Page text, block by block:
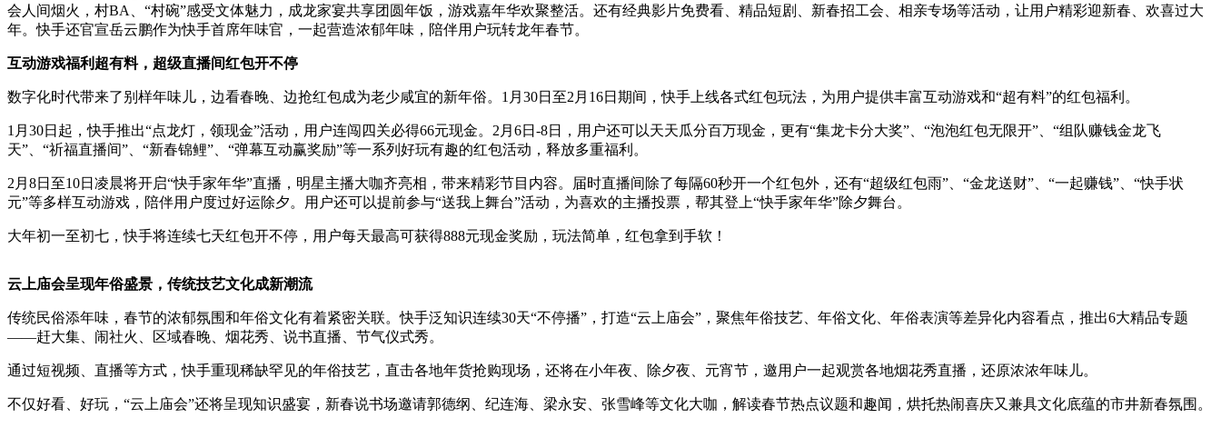
会人间烟火，村BA、“村碗”感受文体魅力，成龙家宴共享团圆年饭，游戏嘉年华欢聚整活。还有经典影片免费看、精品短剧、新春招工会、相亲专场等活动，让用户精彩迎新春、欢喜过大
年。快手还官宣岳云鹏作为快手首席年味官，一起营造浓郁年味，陪伴用户玩转龙年春节。
互动游戏福利超有料，超级直播间红包开不停
数字化时代带来了别样年味儿，边看春晚、边抢红包成为老少咸宜的新年俗。1月30日至2月16日期间，快手上线各式红包玩法，为用户提供丰富互动游戏和“超有料”的红包福利。
1月30日起，快手推出“点龙灯，领现金”活动，用户连闯四关必得66元现金。2月6日-8日，用户还可以天天瓜分百万现金，更有“集龙卡分大奖”、“泡泡红包无限开”、“组队赚钱金龙飞
天”、“祈福直播间”、“新春锦鲤”、“弹幕互动赢奖励”等一系列好玩有趣的红包活动，释放多重福利。
2月8日至10日凌晨将开启“快手家年华”直播，明星主播大咖齐亮相，带来精彩节目内容。届时直播间除了每隔60秒开一个红包外，还有“超级红包雨”、“金龙送财”、“一起赚钱”、“快手状
元”等多样互动游戏，陪伴用户度过好运除夕。用户还可以提前参与“送我上舞台”活动，为喜欢的主播投票，帮其登上“快手家年华”除夕舞台。
大年初一至初七，快手将连续七天红包开不停，用户每天最高可获得888元现金奖励，玩法简单，红包拿到手软！
云上庙会呈现年俗盛景，传统技艺文化成新潮流
传统民俗添年味，春节的浓郁氛围和年俗文化有着紧密关联。快手泛知识连续30天“不停播”，打造“云上庙会”，聚焦年俗技艺、年俗文化、年俗表演等差异化内容看点，推出6大精品专题
——赶大集、闹社火、区域春晚、烟花秀、说书直播、节气仪式秀。
通过短视频、直播等方式，快手重现稀缺罕见的年俗技艺，直击各地年货抢购现场，还将在小年夜、除夕夜、元宵节，邀用户一起观赏各地烟花秀直播，还原浓浓年味儿。
不仅好看、好玩，“云上庙会”还将呈现知识盛宴，新春说书场邀请郭德纲、纪连海、梁永安、张雪峰等文化大咖，解读春节热点议题和趣闻，烘托热闹喜庆又兼具文化底蕴的市井新春氛围。